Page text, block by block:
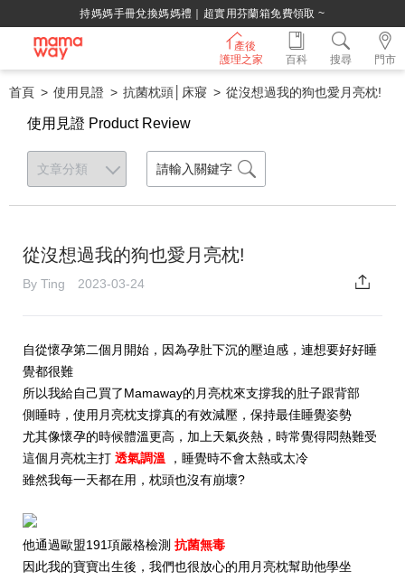
持媽媽手冊兌換媽媽禮｜超實用芬蘭箱免費領取 ~
產後
護理之家
門市
百科 搜尋
首頁 使用見證 抗菌枕頭│床寢 從沒想過我的狗也愛月亮枕!
使用見證 Product Review
從沒想過我的狗也愛月亮枕!
By Ting 2023-03-24
自從懷孕第二個月開始，因為孕肚下沉的壓迫感，連想要好好睡
覺都很難
所以我給自己買了Mamaway的月亮枕來支撐我的肚子跟背部
側睡時，使用月亮枕支撐真的有效減壓，保持最佳睡覺姿勢
尤其像懷孕的時候體溫更高，加上天氣炎熱，時常覺得悶熱難受
這個月亮枕主打 透氣調溫 ，睡覺時不會太熱或太冷
雖然我每一天都在用，枕頭也沒有崩壞?
他通過歐盟191項嚴格檢測 抗菌無毒
因此我的寶寶出生後，我們也很放心的用月亮枕幫助他學坐